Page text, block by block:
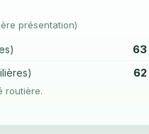
présentation)
63
routière.